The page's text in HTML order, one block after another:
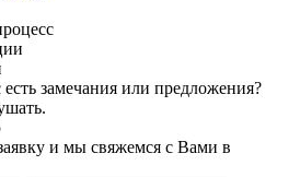
есть замечания или предложения?
и мы свяжемся с Вами в